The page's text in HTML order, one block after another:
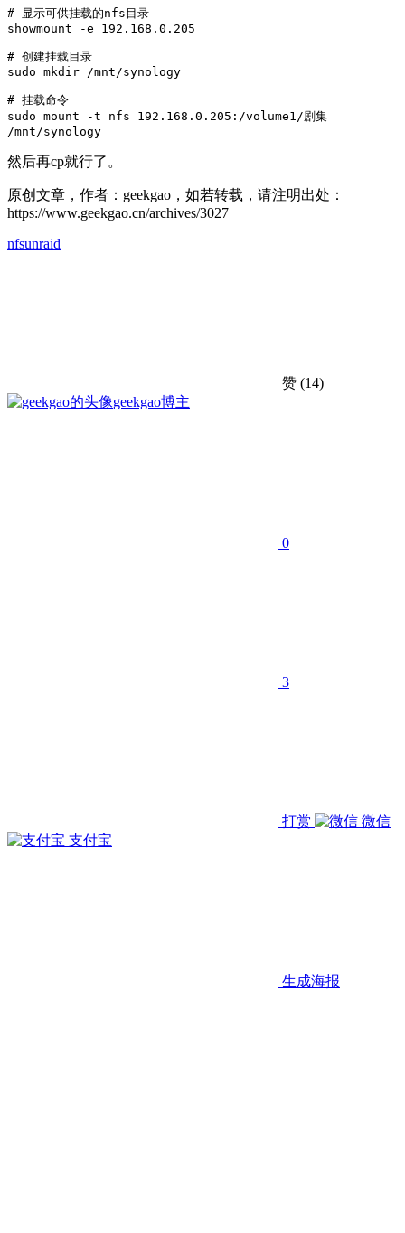
# 显示可供挂载的nfs目录
showmount -e 192.168.0.205
# 创建挂载目录
sudo mkdir /mnt/synology
# 挂载命令
sudo mount -t nfs 192.168.0.205:/volume1/剧集
/mnt/synology
然后再cp就行了。
原创文章，作者：geekgao，如若转载，请注明出处：
https://www.geekgao.cn/archives/3027
nfsunraid
赞 (14)
geekgao博主
0
3
打赏
微信
支付宝
生成海报